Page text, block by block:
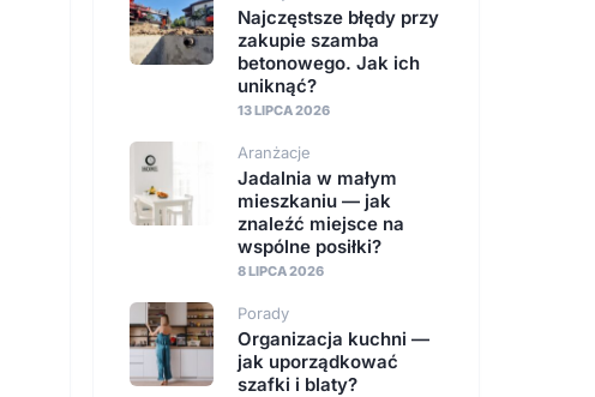
Najczęstsze błędy przy
zakupie szamba
betonowego. Jak ich
uniknąć?
13 LIPCA 2026
Aranżacje
Jadalnia w małym
mieszkaniu — jak
znaleźć miejsce na
wspólne posiłki?
8 LIPCA 2026
Porady
Organizacja kuchni —
jak uporządkować
szafki i blaty?